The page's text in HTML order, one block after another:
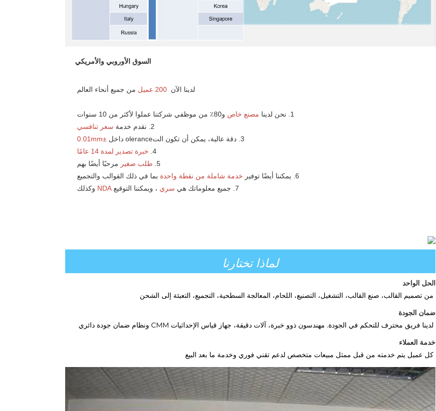
السوق الأوروبي والأمريكي
لدينا الآن 200 عميل من جميع أنحاء العالم
1. نحن لدينا مصنع خاص و80٪ من موظفي شركتنا عملوا لأكثر من 10 سنوات
2. نقدم خدمة
سعر تنافسي
3. دقة عالية، يمكن أن تكون التolerance داخل
±0.01mm
4. خبرة تصدير لمدة 14 عامًا
5. طلب صغير مرحبًا أيضًا بهم
6. يمكننا أيضًا توفير
خدمة شاملة من نقطة واحدة بما في ذلك القوالب والتجميع
7. جميع معلوماتك هي
سري ، ويمكننا التوقيع NDA وكذلك
لماذا تختارنا
الحل الواحد
من تصميم القالب، صنع القالب، التشغيل، التصنيع، اللحام، المعالجة السطحية، التجميع، التعبئة إلى الشحن
ضمان الجودة
لدينا فريق محترف للتحكم في الجودة. مهندسون ذوو خبرة، آلات دقيقة، جهاز قياس الإحداثيات CMM ونظام ضمان جودة دائري
خدمة العملاء
كل عميل يتم خدمته من قبل ممثل مبيعات متخصص لدعم تقني فوري وخدمة ما بعد البيع